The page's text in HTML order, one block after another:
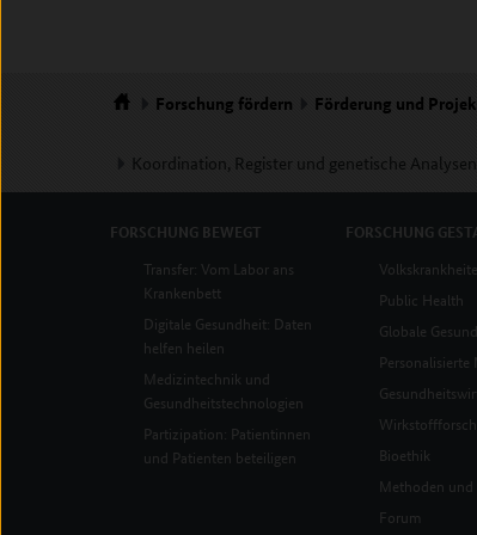
Forschung fördern Förderung und
Koordination, Register und genetische Analysen
FORSCHUNG BEWEGT
Transfer: Vom Labor ans
Krankenbett
Digitale Gesundheit: Daten
helfen heilen
Medizintechnik und
Gesundheitstechnologien
Partizipation: Patientinnen
und Patienten beteiligen
FORSCHUNG
Public Health
Globale
Bioethik
Methoden
Forum